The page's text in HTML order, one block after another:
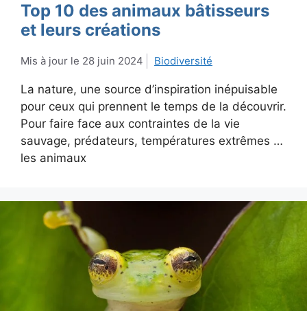
Top 10 des animaux bâtisseurs
et leurs créations
28 juin 2024 Biodiversité
La nature, une source d’inspiration inépuisable
pour ceux qui prennent le temps de la découvrir.
Pour faire face aux contraintes de la vie
sauvage, prédateurs, températures extrêmes …
les animaux